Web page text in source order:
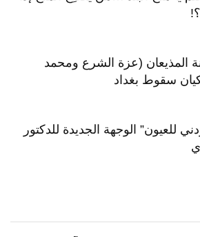
المذيعان (عزة الشرع ومحمد
سقوط بغداد
للعيون” الوجهة الجديدة للدكتور